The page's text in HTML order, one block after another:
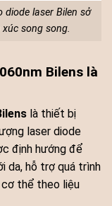
diode laser Bilen sở
song song.
Bilens là
là thiết bị
laser diode
định hướng để
da, hỗ trợ quá trình
thể theo liệu